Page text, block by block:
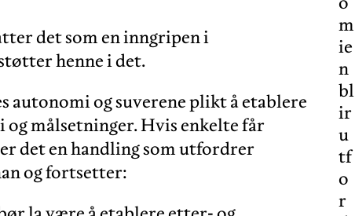
m
ie
n
bl
ir
u
tf
o
r
det som en inngripen i
henne i det.
autonomi og suverene plikt å etablere
målsetninger. Hvis enkelte får
det en handling som utfordrer
og fortsetter: